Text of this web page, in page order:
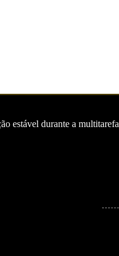
estável durante a